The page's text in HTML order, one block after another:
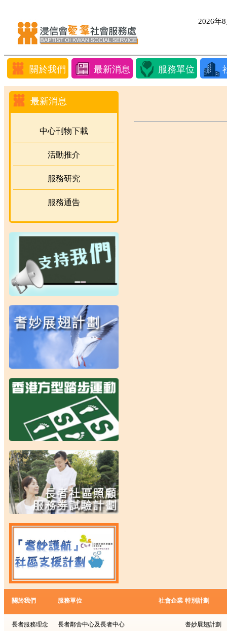
2026年
關於我們 最新消息 服務單位
最新消息
中心刊物下載
活動推介
服務研究
服務通告
關於我們
長者服務理念
服務單位
長者鄰舍中心及長者中心
社會企業 特別計劃
耆妙展翅計劃